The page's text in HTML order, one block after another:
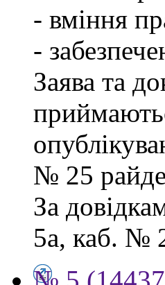
- вміння
-
Заява та
№ 25
За
5а, каб. №